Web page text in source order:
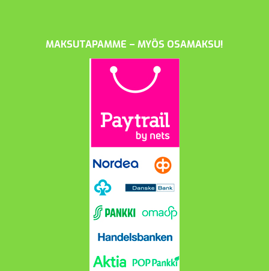
MAKSUTAPAMME – MYÖS OSAMAKSU!